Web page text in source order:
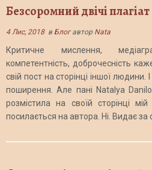
Безсоромний двічі плагіат
4 Лис, 2018в Блогавтор Nata
Критичне мислення,
компетентність, доброчесність
свій пост на сторінці іншої людини.
поширення. Але пані Natalya
розмістила на своїй сторінці
посилається на автора. Ні. Видає за